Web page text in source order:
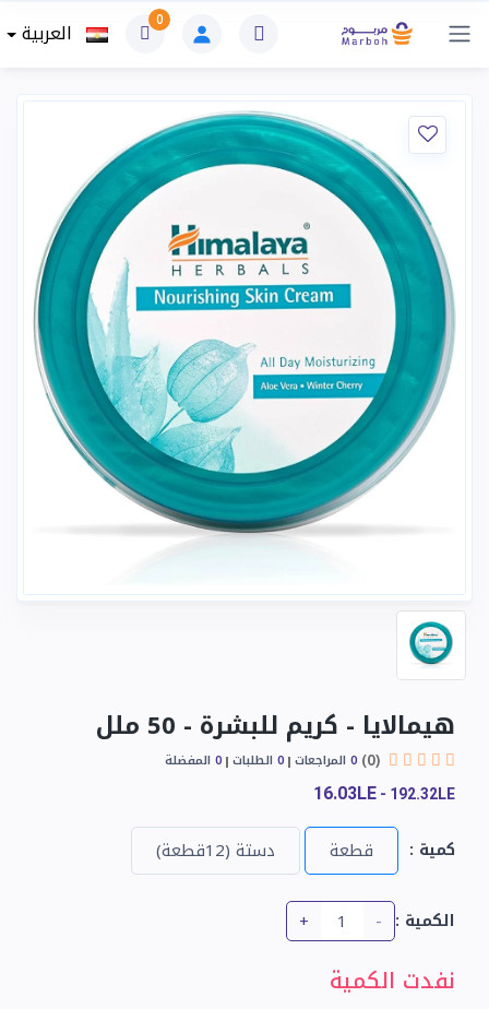
0 العربية
هيمالايا - كريم للبشرة - 50 ملل
(0)
0 المراجعات 0 الطلبات 0 المفضلة
16.03LE - 192.32LE
كمية : قطعة دستة (12قطعة)
الكمية : -
+
نفدت الكمية